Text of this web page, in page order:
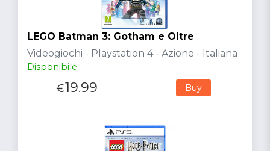
LEGO Batman 3: Gotham e Oltre
Videogiochi - Playstation 4 - Azione - Italiana
Disponibile
€19.99 Buy